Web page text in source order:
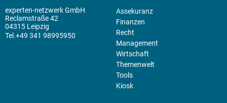
experten-netzwerk GmbH
Reclamstraße 42
04315 Leipzig
+49 341 98995950
Assekuranz
Finanzen
Recht
Management
Wirtschaft
Themenwelt
Tools
Kiosk